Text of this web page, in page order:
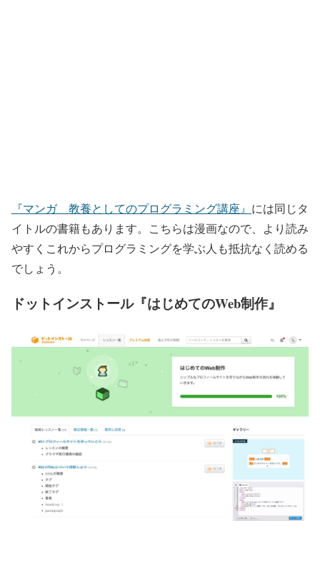
『マンガ 教養としてのプログラミング講座』 には同じタ
イトルの書籍もあります。こちらは漫画なので、より読み
やすくこれからプログラミングを学ぶ人も抵抗なく読める
でしょう。
ドットインストール『はじめてのWeb制作』